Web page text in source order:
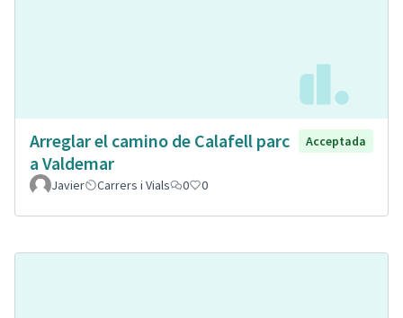
Arreglar el camino de Calafell parc
a Valdemar
Acceptada
Javier Carrers i Vials 0 0